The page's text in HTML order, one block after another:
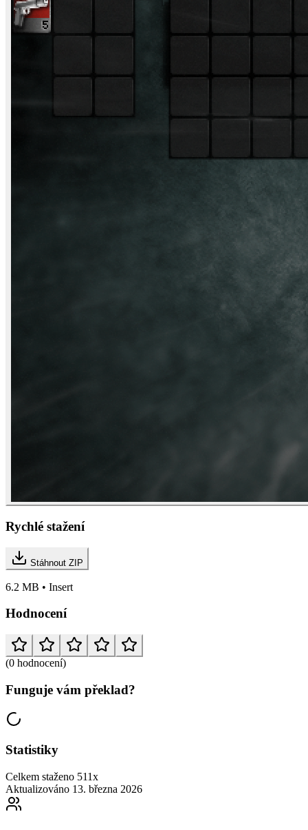
Rychlé stažení
Stáhnout ZIP
6.2 MB • Insert
Hodnocení
(0 hodnocení)
Funguje vám překlad?
Statistiky
Celkem staženo 511x
Aktualizováno 13. března 2026